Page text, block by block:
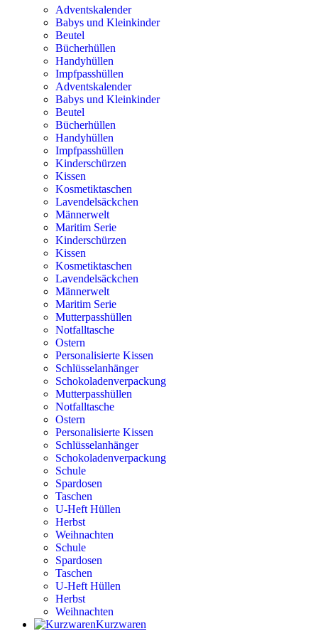
Adventskalender
Babys und Kleinkinder
Beutel
Bücherhüllen
Handyhüllen
Impfpasshüllen
Adventskalender
Babys und Kleinkinder
Beutel
Bücherhüllen
Handyhüllen
Impfpasshüllen
Kinderschürzen
Kissen
Kosmetiktaschen
Lavendelsäckchen
Männerwelt
Maritim Serie
Kinderschürzen
Kissen
Kosmetiktaschen
Lavendelsäckchen
Männerwelt
Maritim Serie
Mutterpasshüllen
Notfalltasche
Ostern
Personalisierte Kissen
Schlüsselanhänger
Schokoladenverpackung
Mutterpasshüllen
Notfalltasche
Ostern
Personalisierte Kissen
Schlüsselanhänger
Schokoladenverpackung
Schule
Spardosen
Taschen
U-Heft Hüllen
Herbst
Weihnachten
Schule
Spardosen
Taschen
U-Heft Hüllen
Herbst
Weihnachten
Kurzwaren